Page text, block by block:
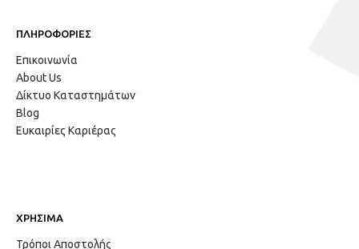
ΠΛΗΡΟΦΟΡΙΕΣ
Επικοινωνία
About Us
Δίκτυο Καταστημάτων
Blog
Ευκαιρίες Καριέρας
ΧΡΗΣΙΜΑ
Τρόποι Αποστολής